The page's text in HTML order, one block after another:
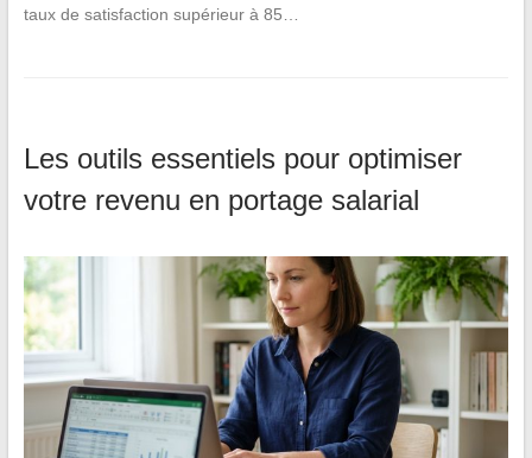
taux de satisfaction supérieur à 85…
Les outils essentiels pour optimiser
votre revenu en portage salarial